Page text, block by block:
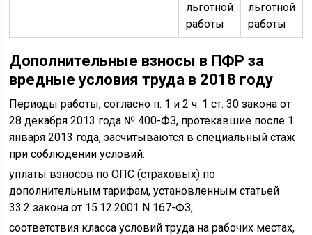
льготной
работы
льготной
работы
Дополнительные взносы в ПФР за
вредные условия труда в 2018 году
Периоды работы, согласно п. 1 и 2 ч. 1 ст. 30 закона от
28 декабря 2013 года № 400-ФЗ, протекавшие после 1
января 2013 года, засчитываются в специальный стаж
при соблюдении условий:
уплаты взносов по ОПС (страховых) по
дополнительным тарифам, установленным статьей
33.2 закона от 15.12.2001 N 167-ФЗ;
соответствия класса условий труда на рабочих местах,